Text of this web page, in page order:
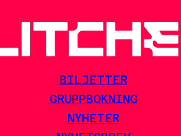
BILJETTER
GRUPPBOKNING
NYHETER